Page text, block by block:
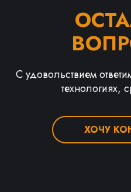
С удовольствием
технологиях,
ХОЧУ